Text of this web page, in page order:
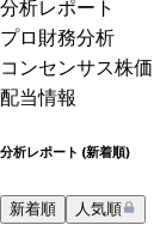
分析レポート
プロ 財務分析
コンセンサス株価
配当情報
分析レポート (新着順)
新着順 人気順